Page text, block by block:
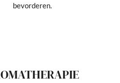
bevorderen.